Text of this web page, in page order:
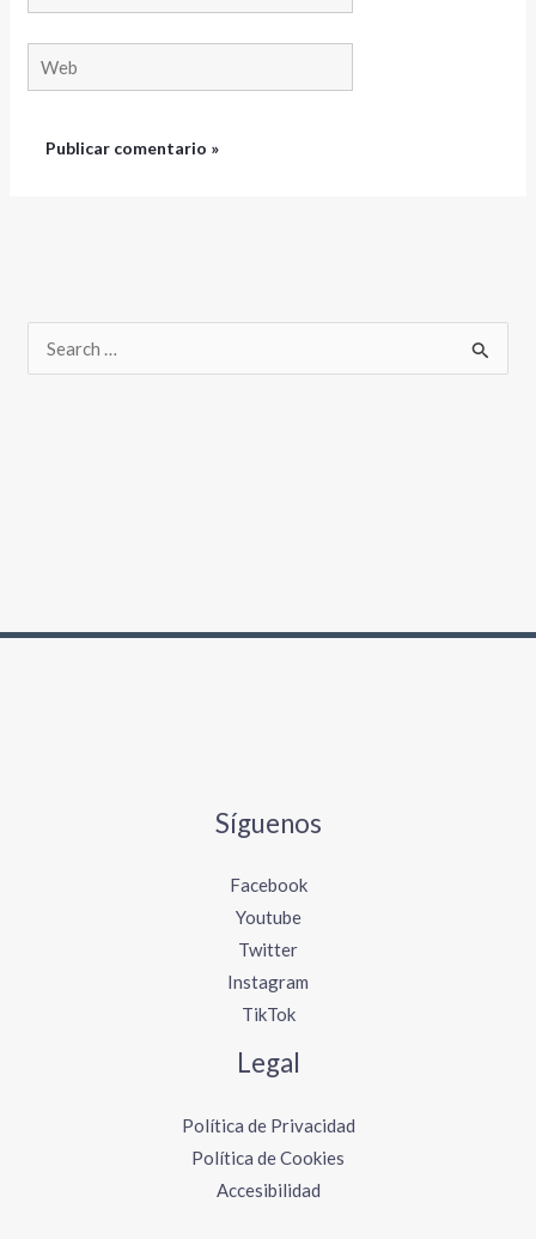
electrónico*
Web
Síguenos
Facebook
Youtube
Twitter
Instagram
TikTok
Legal
Política de Privacidad
Política de Cookies
Accesibilidad